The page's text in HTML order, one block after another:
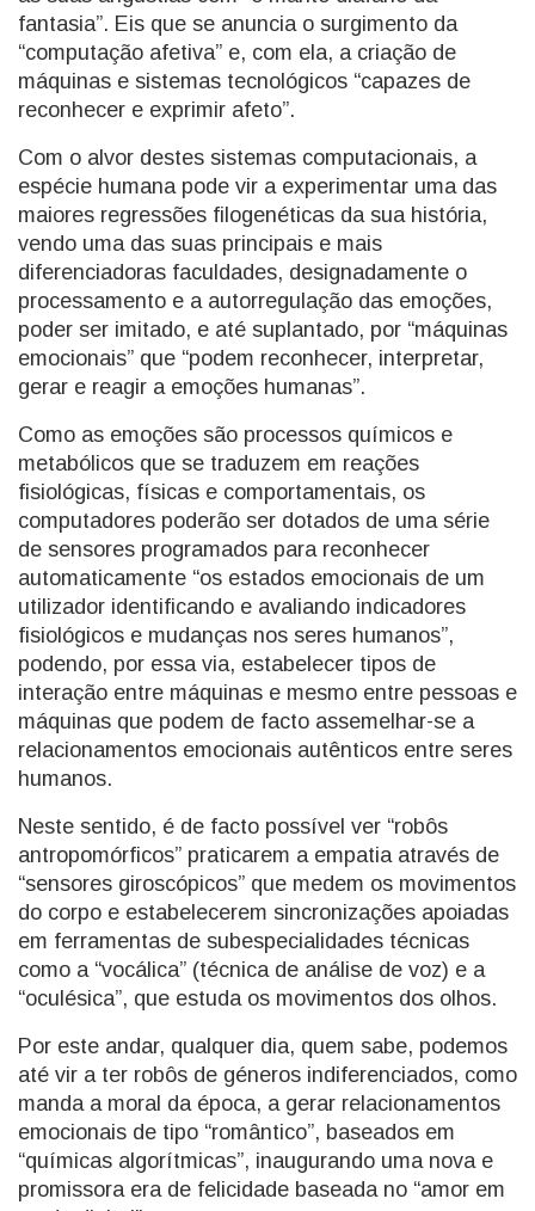
fantasia”. Eis que se anuncia o surgimento da
“computação afetiva” e, com ela, a criação de
máquinas e sistemas tecnológicos “capazes de
reconhecer e exprimir afeto”.
Com o alvor destes sistemas computacionais, a
espécie humana pode vir a experimentar uma das
maiores regressões filogenéticas da sua história,
vendo uma das suas principais e mais
diferenciadoras faculdades, designadamente o
processamento e a autorregulação das emoções,
poder ser imitado, e até suplantado, por “máquinas
emocionais” que “podem reconhecer, interpretar,
gerar e reagir a emoções humanas”.
Como as emoções são processos químicos e
metabólicos que se traduzem em reações
fisiológicas, físicas e comportamentais, os
computadores poderão ser dotados de uma série
de sensores programados para reconhecer
automaticamente “os estados emocionais de um
utilizador identificando e avaliando indicadores
fisiológicos e mudanças nos seres humanos”,
podendo, por essa via, estabelecer tipos de
interação entre máquinas e mesmo entre pessoas e
máquinas que podem de facto assemelhar-se a
relacionamentos emocionais autênticos entre seres
humanos.
Neste sentido, é de facto possível ver “robôs
antropomórficos” praticarem a empatia através de
“sensores giroscópicos” que medem os movimentos
do corpo e estabelecerem sincronizações apoiadas
em ferramentas de subespecialidades técnicas
como a “vocálica” (técnica de análise de voz) e a
“oculésica”, que estuda os movimentos dos olhos.
Por este andar, qualquer dia, quem sabe, podemos
até vir a ter robôs de géneros indiferenciados, como
manda a moral da época, a gerar relacionamentos
emocionais de tipo “romântico”, baseados em
“químicas algorítmicas”, inaugurando uma nova e
promissora era de felicidade baseada no “amor em